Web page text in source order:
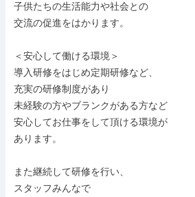
子供たちの生活能力や社会との
交流の促進をはかります。
＜安心して働ける環境＞
導入研修をはじめ定期研修など、
充実の研修制度があり
未経験の方やブランクがある方など
安心してお仕事をして頂ける環境が
あります。
また継続して研修を行い、
スタッフみんなで